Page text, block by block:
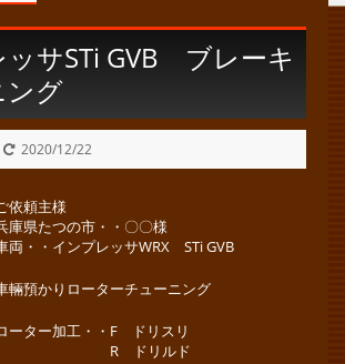
ッサSTi GVB ブレーキ
ング
2020/12/22
依頼主様
庫県たつの市・・〇〇様
両・・インプレッサWRX STi GVB
輛預かりローターチューニング
ーター加工・・F ドリスリ
R ドリルド